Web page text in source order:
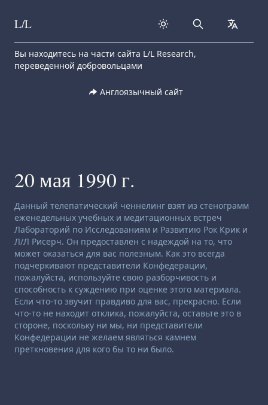
Skip to content
L/L Search
Вы находитесь на части сайта L/L Research,
переведенной добровольцами
Англоязычный сайт
20 мая 1990 г.
Заявление об отказе от ответственности:
Данный телепатический ченнелинг взят из стенограмм
еженедельных учебных и медитационных встреч
Лабораторий по Исследованиям и Развитию Рок Крик и
Л/Л Рисерч. Он предоставлен с надеждой на то, что
может оказаться для вас полезным. Как это всегда
подчеркивают представители Конфедерации,
пожалуйста, используйте свою разборчивость и
способность к суждению при оценке этого материала.
Если что-то звучит правдиво для вас, прекрасно. Если
что-то не находит отклика, пожалуйста, оставьте это в
стороне, поскольку ни мы, ни представители
Конфедерации не желаем являться камнем
преткновения для кого бы то ни было.